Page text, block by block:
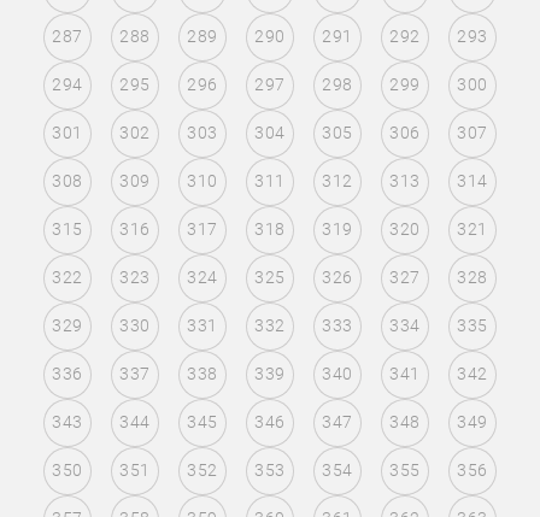
287 288 289 290 291 292 293
294 295 296 297 298 299 300
301 302 303 304 305 306 307
308 309 310 311 312 313 314
315 316 317 318 319 320 321
322 323 324 325 326 327 328
329 330 331 332 333 334 335
336 337 338 339 340 341 342
343 344 345 346 347 348 349
350 351 352 353 354 355 356